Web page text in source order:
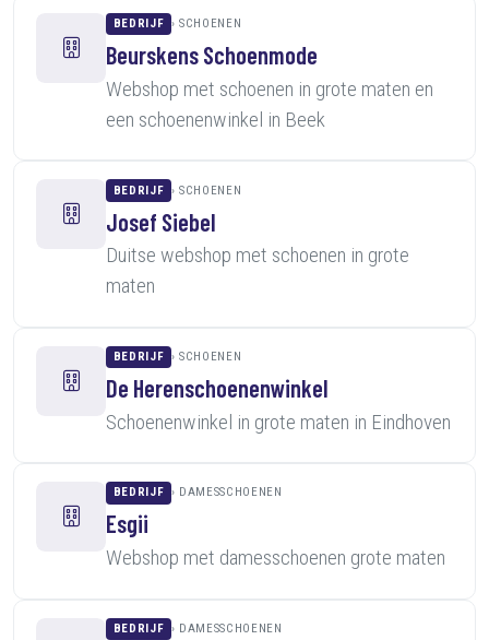
BEDRIJF SCHOENEN
Beurskens Schoenmode
Webshop met schoenen in grote maten en
een schoenenwinkel in Beek
BEDRIJF SCHOENEN
Josef Siebel
Duitse webshop met schoenen in grote
maten
BEDRIJF SCHOENEN
De Herenschoenenwinkel
Schoenenwinkel in grote maten in Eindhoven
BEDRIJF DAMESSCHOENEN
Esgii
Webshop met damesschoenen grote maten
BEDRIJF DAMESSCHOENEN